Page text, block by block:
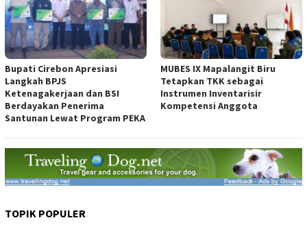
Bupati Cirebon Apresiasi
Langkah BPJS
Ketenagakerjaan dan BSI
Berdayakan Penerima
Santunan Lewat Program PEKA
MUBES IX Mapalangit Biru
Tetapkan TKK sebagai
Instrumen Inventarisir
Kompetensi Anggota
TOPIK POPULER